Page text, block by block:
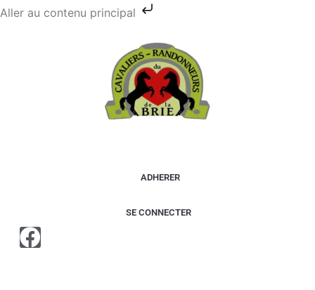
Aller au contenu principal
ADHERER
SE CONNECTER